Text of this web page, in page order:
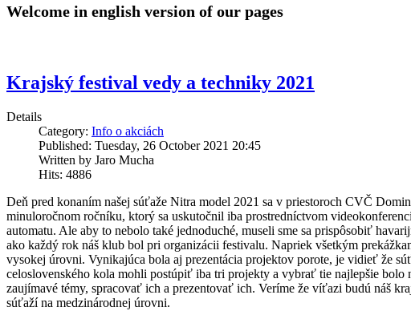
Welcome in english version of our pages
Krajský festival vedy a techniky 2021
Details
Category: Info o akciách
Published: Tuesday, 26 October 2021 20:45
Written by Jaro Mucha
Hits: 4886
Deň pred konaním našej súťaže Nitra model 2021 sa v priestoroch CVČ
minuloročnom ročníku, ktorý sa uskutočnil iba prostredníctvom
automatu. Ale aby to nebolo také jednoduché, museli sme sa prispôsobiť
ako každý rok náš klub bol pri organizácii festivalu. Napriek všetkým
vysokej úrovni. Vynikajúca bola aj prezentácia projektov porote, je vidieť že
celoslovenského kola mohli postúpiť iba tri projekty a vybrať tie najlepšie
zaujímavé témy, spracovať ich a prezentovať ich. Veríme že víťazi budú náš
súťaží na medzinárodnej úrovni.